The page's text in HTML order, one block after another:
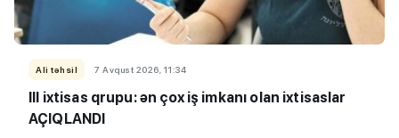
Ali təhsil 7 Avqust 2026, 11:34
III ixtisas qrupu: ən çox iş imkanı olan ixtisaslar
AÇIQLANDI